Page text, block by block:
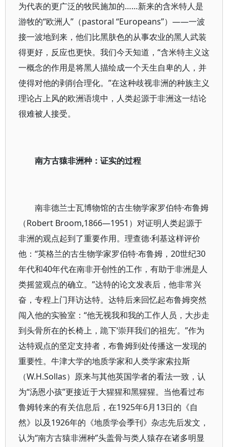
为代表的更广泛的牧民施加的……新来的含米特人是
游牧的“欧洲人”（pastoral “Europeans”）——一波
接一波地到来，他们比黑肤色的从事农业的黑人武装
得更好，反应也更快。我们今天知道，“含米特主义这
一概念的作用是将黑人描绘成一个天生自卑的人，并
使得对他的剥削合理化。”在这种歧视非洲的种族主义
理论占上风的欧洲语境中，人类起源于非洲这一结论
很难被人接受。
南方古猿非洲种：证实的过程
南非德兰士瓦博物馆的古生物学家罗伯特·布鲁姆
（Robert Broom,1866—1951）对证明人类起源于
非洲的观点起到了重要作用。理查德·利基这样评价
他：“英格兰的古生物学家罗伯特·布鲁姆，20世纪30
年代和40年代在南非开创性的工作，有助于非洲是人
类摇篮观点的确立。”达特的论文发表后，他非常兴
奋，专程上门拜访达特。达特后来回忆起布鲁姆突然
闯入他的实验室：“他无视我和我的工作人员，大步走
到头骨所在的长椅上，跪下‘崇拜我们的祖先’。”作为
达特观点的坚定支持者，布鲁姆到处传播这一发现的
重要性。牛津大学的地质学家和人类学家索拉斯
（W.H.Sollas）原来与其他英国学者的看法一致，认
为“汤恩小孩”更接近于大猩猩和黑猩猩。当他看过布
鲁姆转来的有关信息后，在1925年6月13日的《自
然》以及1926年的《地质学会季刊》杂志先后发文，
认为“南方古猿非洲种”头盖骨与类人猿存在诸多明显